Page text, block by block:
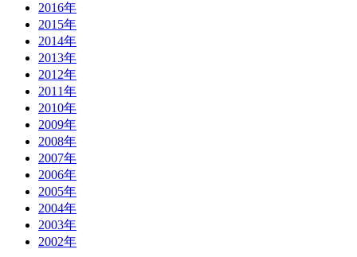
2016年
2015年
2014年
2013年
2012年
2011年
2010年
2009年
2008年
2007年
2006年
2005年
2004年
2003年
2002年